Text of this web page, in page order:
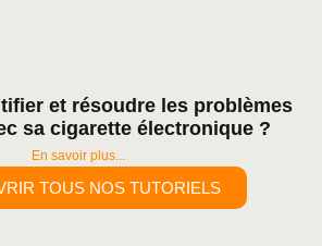
et résoudre les problèmes
sa cigarette électronique ?
En savoir plus...
TOUS NOS TUTORIELS